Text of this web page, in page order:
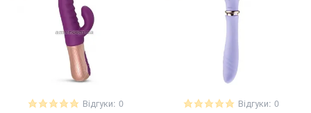
Відгуки: 0 Відгуки: 0